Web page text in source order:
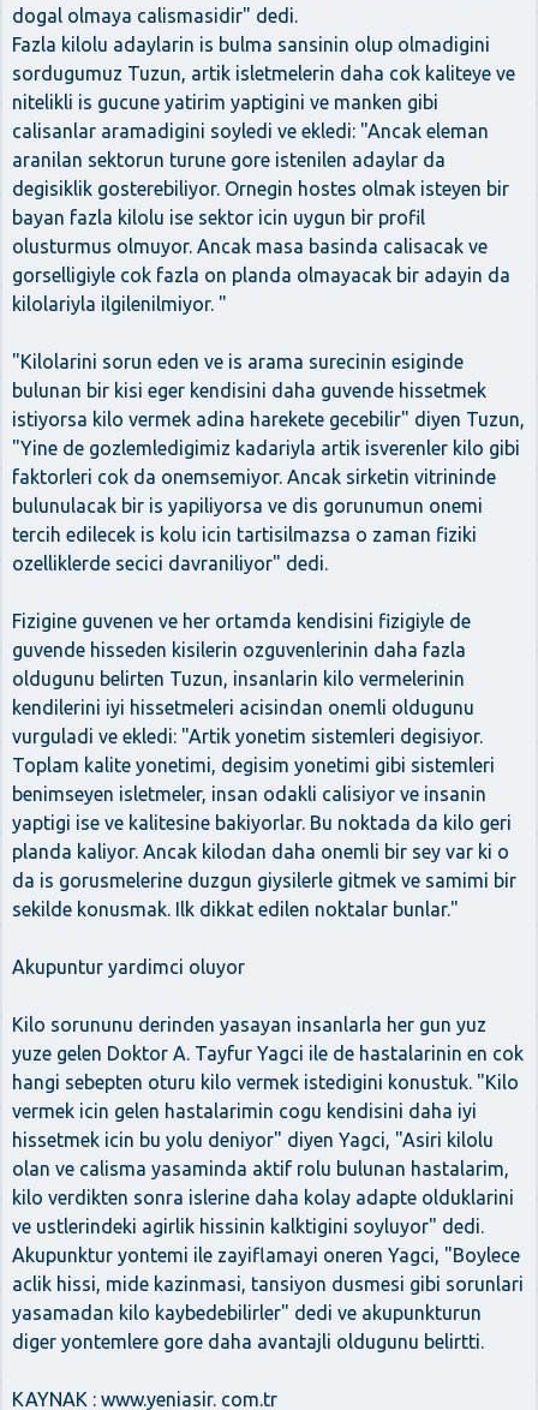
dogal olmaya calismasidir" dedi.
Fazla kilolu adaylarin is bulma sansinin olup olmadigini
sordugumuz Tuzun, artik isletmelerin daha cok kaliteye ve
nitelikli is gucune yatirim yaptigini ve manken gibi
calisanlar aramadigini soyledi ve ekledi: "Ancak eleman
aranilan sektorun turune gore istenilen adaylar da
degisiklik gosterebiliyor. Ornegin hostes olmak isteyen bir
bayan fazla kilolu ise sektor icin uygun bir profil
olusturmus olmuyor. Ancak masa basinda calisacak ve
gorselligiyle cok fazla on planda olmayacak bir adayin da
kilolariyla ilgilenilmiyor. "
"Kilolarini sorun eden ve is arama surecinin esiginde
bulunan bir kisi eger kendisini daha guvende hissetmek
istiyorsa kilo vermek adina harekete gecebilir" diyen Tuzun,
"Yine de gozlemledigimiz kadariyla artik isverenler kilo gibi
faktorleri cok da onemsemiyor. Ancak sirketin vitrininde
bulunulacak bir is yapiliyorsa ve dis gorunumun onemi
tercih edilecek is kolu icin tartisilmazsa o zaman fiziki
ozelliklerde secici davraniliyor" dedi.
Fizigine guvenen ve her ortamda kendisini fizigiyle de
guvende hisseden kisilerin ozguvenlerinin daha fazla
oldugunu belirten Tuzun, insanlarin kilo vermelerinin
kendilerini iyi hissetmeleri acisindan onemli oldugunu
vurguladi ve ekledi: "Artik yonetim sistemleri degisiyor.
Toplam kalite yonetimi, degisim yonetimi gibi sistemleri
benimseyen isletmeler, insan odakli calisiyor ve insanin
yaptigi ise ve kalitesine bakiyorlar. Bu noktada da kilo geri
planda kaliyor. Ancak kilodan daha onemli bir sey var ki o
da is gorusmelerine duzgun giysilerle gitmek ve samimi bir
sekilde konusmak. Ilk dikkat edilen noktalar bunlar."
Akupuntur yardimci oluyor
Kilo sorununu derinden yasayan insanlarla her gun yuz
yuze gelen Doktor A. Tayfur Yagci ile de hastalarinin en cok
hangi sebepten oturu kilo vermek istedigini konustuk. "Kilo
vermek icin gelen hastalarimin cogu kendisini daha iyi
hissetmek icin bu yolu deniyor" diyen Yagci, "Asiri kilolu
olan ve calisma yasaminda aktif rolu bulunan hastalarim,
kilo verdikten sonra islerine daha kolay adapte olduklarini
ve ustlerindeki agirlik hissinin kalktigini soyluyor" dedi.
Akupunktur yontemi ile zayiflamayi oneren Yagci, "Boylece
aclik hissi, mide kazinmasi, tansiyon dusmesi gibi sorunlari
yasamadan kilo kaybedebilirler" dedi ve akupunkturun
diger yontemlere gore daha avantajli oldugunu belirtti.
KAYNAK : www.yeniasir. com.tr